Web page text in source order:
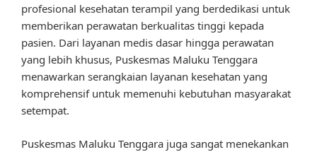
profesional kesehatan terampil yang berdedikasi untuk
memberikan perawatan berkualitas tinggi kepada
pasien. Dari layanan medis dasar hingga perawatan
yang lebih khusus, Puskesmas Maluku Tenggara
menawarkan serangkaian layanan kesehatan yang
komprehensif untuk memenuhi kebutuhan masyarakat
setempat.
Puskesmas Maluku Tenggara juga sangat menekankan